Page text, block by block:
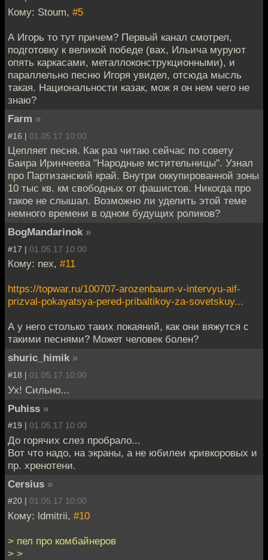
Кому: Stoum, #5
А Игорь то тут причем? Первый канал смотрел,
подготовку к великой победе (вах, Ильича муруют
опять каркасами, металлоконструкционными), и
параллельно песню Игоря увидел, отсюда мысль
такая. Национальности казак, мож я он нем чего не
знаю?
Farm »
#16 | 01.05.17 10:00
Цепляет песня. Как раз читаю сейчас по совету
Баира Иринчеева "Народные мстительницы". Узнал
про Партизанский край. Внутри оккупированной зоны
10 тыс кв. км свободных от фашистов. Никогда про
такое не слышал. Возможно ли уделить этой теме
немного времени в одном будущих роликов?
BogMandarinok »
#17 | 01.05.17 10:00
Кому: nex, #11
https://topwar.ru/100707-arozenbaum-v-intervyu-aif-
prizval-pokayatsya-pered-pribaltikoy-za-sovetskuy...
А у него столько таких покаяний, как они вяжутся с
такими песнями? Может человек болен?
shuric_himik »
#18 | 01.05.17 10:00
Ух! Сильно...
Puhiss »
#19 | 01.05.17 10:00
До горячих слез пробрало...
Вот что надо, на экраны, а не юбилеи кривкоровых и
пр. хренотени.
Cersius »
#20 | 01.05.17 10:00
Кому: ldmitrii, #10
> пел про комбайнеров
> >